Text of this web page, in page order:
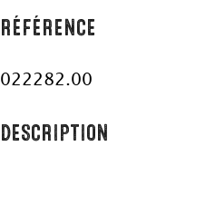
RÉFÉRENCE
022282.00
DESCRIPTION